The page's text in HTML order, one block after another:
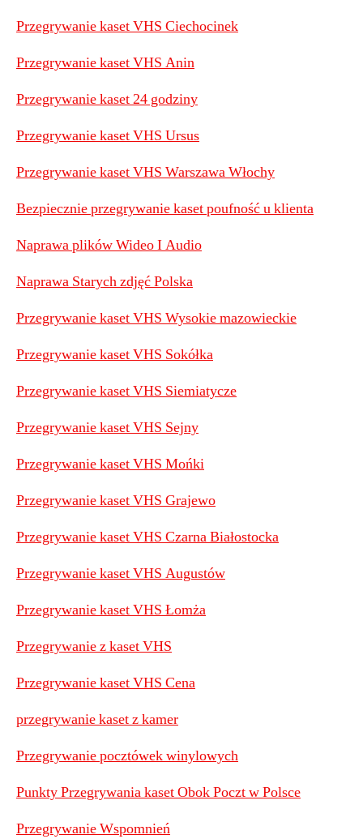
Przegrywanie kaset VHS Ciechocinek
Przegrywanie kaset VHS Anin
Przegrywanie kaset 24 godziny
Przegrywanie kaset VHS Ursus
Przegrywanie kaset VHS Warszawa Włochy
Bezpiecznie przegrywanie kaset poufność u klienta
Naprawa plików Wideo I Audio
Naprawa Starych zdjęć Polska
Przegrywanie kaset VHS Wysokie mazowieckie
Przegrywanie kaset VHS Sokółka
Przegrywanie kaset VHS Siemiatycze
Przegrywanie kaset VHS Sejny
Przegrywanie kaset VHS Mońki
Przegrywanie kaset VHS Grajewo
Przegrywanie kaset VHS Czarna Białostocka
Przegrywanie kaset VHS Augustów
Przegrywanie kaset VHS Łomża
Przegrywanie z kaset VHS
Przegrywanie kaset VHS Cena
przegrywanie kaset z kamer
Przegrywanie pocztówek winylowych
Punkty Przegrywania kaset Obok Poczt w Polsce
Przegrywanie Wspomnień